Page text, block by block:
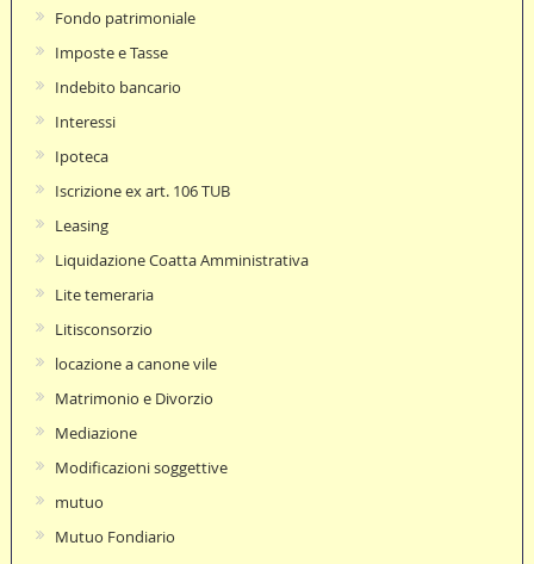
Fondo patrimoniale
Imposte e Tasse
Indebito bancario
Interessi
Ipoteca
Iscrizione ex art. 106 TUB
Leasing
Liquidazione Coatta Amministrativa
Lite temeraria
Litisconsorzio
locazione a canone vile
Matrimonio e Divorzio
Mediazione
Modificazioni soggettive
mutuo
Mutuo Fondiario